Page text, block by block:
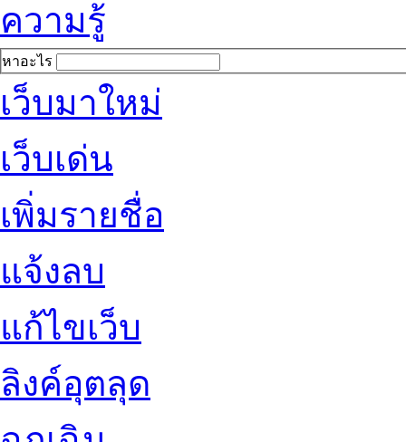
ความรู้
หาอะไร
เว็บมาใหม่
เว็บเด่น
เพิ่มรายชื่อ
แจ้งลบ
แก้ไขเว็บ
ลิงค์อุตลุด